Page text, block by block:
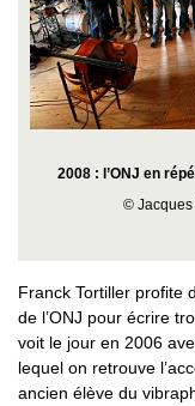
2008 : l’ONJ en
© Jacques
Franck Tortiller profite
de l’ONJ pour écrire
voit le jour en 2006
lequel on retrouve
ancien élève du